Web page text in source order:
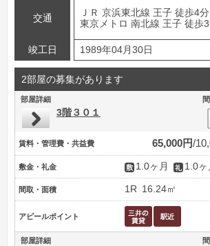
交通
ＪＲ 京浜東北線 王子 徒歩4分
東京メトロ 南北線 王子 徒歩
竣工日 1989年04月30日
2部屋の募集があります
部屋詳細
3階３０１
賃料・管理費・共益費 65,000円
敷金・礼金 1.0ヶ月 1.0ヶ
間取・面積 1R 16.24㎡
アピールポイント
部屋詳細